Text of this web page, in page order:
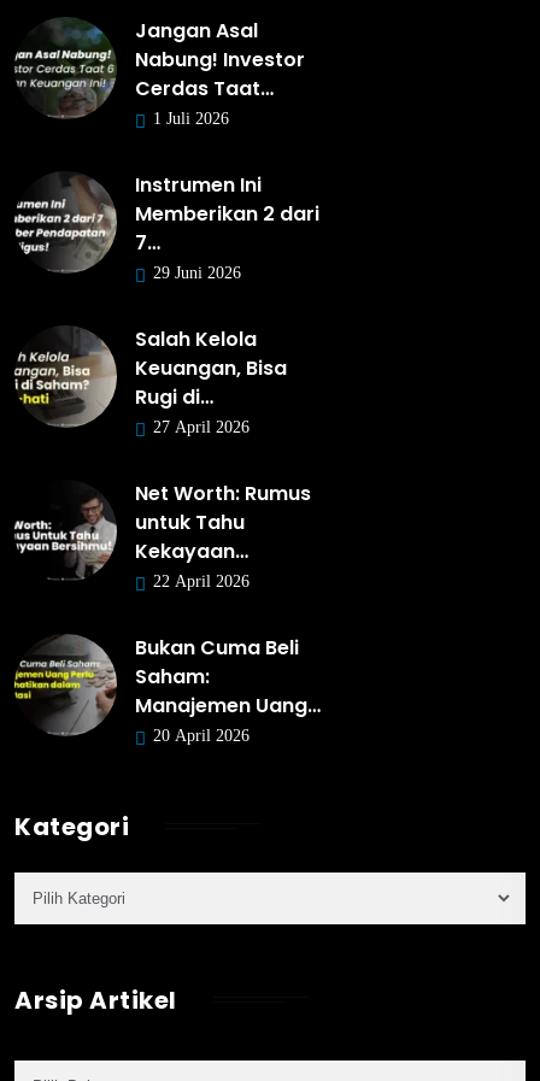
Jangan Asal
Nabung! Investor
Cerdas Taat…
1 Juli 2026
Instrumen Ini
Memberikan 2 dari
7…
29 Juni 2026
Salah Kelola
Keuangan, Bisa
Rugi di…
27 April 2026
Net Worth: Rumus
untuk Tahu
Kekayaan…
22 April 2026
Bukan Cuma Beli
Saham:
Manajemen Uang…
20 April 2026
Kategori
Arsip Artikel